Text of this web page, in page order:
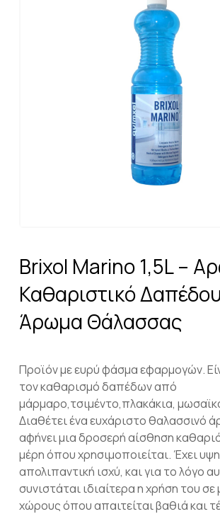
Brixol Marino 1,5L –
Καθαριστικό
Άρωμα Θάλασσας
Προϊόν με ευρύ φάσμα εφαρμογών.
τον καθαρισμό δαπέδων από
μάρμαρο,τσιμέντο,πλακάκια,
Διαθέτει ένα ευχάριστο θαλασσινό
αφήνει μια δροσερή αίσθηση
μέρη όπου χρησιμοποιείται. Έχει
απολιπαντική ισχύ, και για το λόγο
συνιστάται ιδιαίτερα η χρήση του σε
χώρους όπου απαιτείται βαθιά και